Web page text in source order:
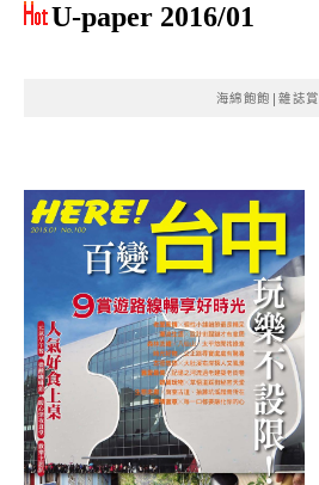
U-paper 2016/01
海綿飽飽|雜誌賞